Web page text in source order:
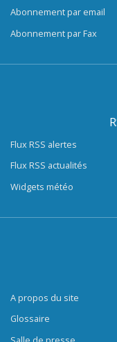
Abonnement par email
Abonnement par Fax
Flux RSS alertes
Flux RSS actualités
Widgets météo
A propos du site
Glossaire